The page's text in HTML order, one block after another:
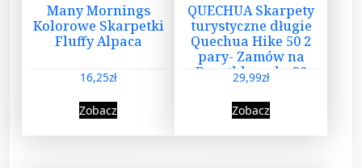
Many Mornings
Kolorowe Skarpetki
Fluffy Alpaca
16,25zł
Zobacz
QUECHUA Skarpety
turystyczne długie
Quechua Hike 50 2
pary- Zamów na
Decathlon.pl – 30
dni na zwrot – Szary
29,99zł
Zobacz